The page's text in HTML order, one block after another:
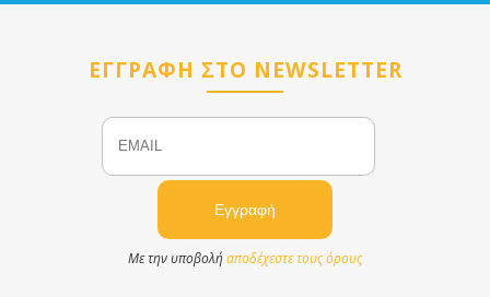
ΕΓΓΡΑΦΗ ΣΤΟ NEWSLETTER
Email
Με την υποβολήαποδέχεστε τους όρους